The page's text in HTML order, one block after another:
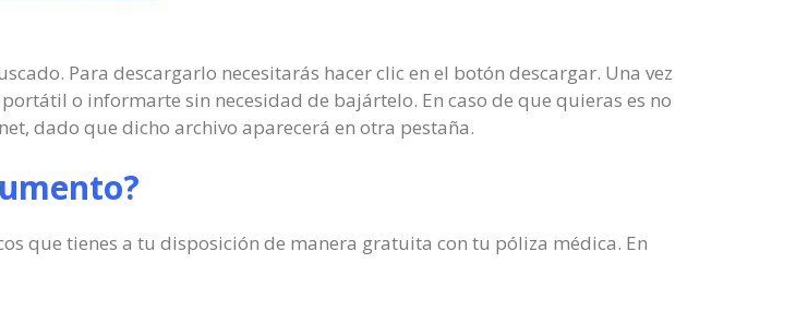
Para descargarlo necesitarás hacer clic en el botón descargar. Una vez
o informarte sin necesidad de bajártelo. En caso de que quieras es no
dado que dicho archivo aparecerá en otra pestaña.
que tienes a tu disposición de manera gratuita con tu póliza médica. En